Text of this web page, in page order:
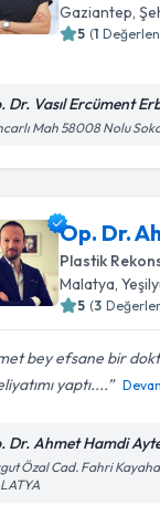
Gaziantep ,
5 (1
Dr. Vasıl Ercüment
Mah 58008 Nolu
Op. Dr.
Plastik
Malatya ,
5 (3
bey efsane bir
yaptı....
Dr. Ahmet Hamdi
Özal Cad. Fahri